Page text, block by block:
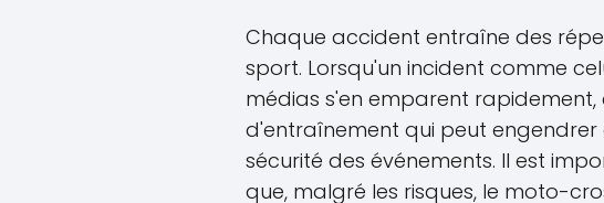
Chaque accident entraîne des
sport. Lorsqu'un incident comme
médias s'en emparent
d'entraînement qui peut
sécurité des événements. Il est
que, malgré les risques, le moto-